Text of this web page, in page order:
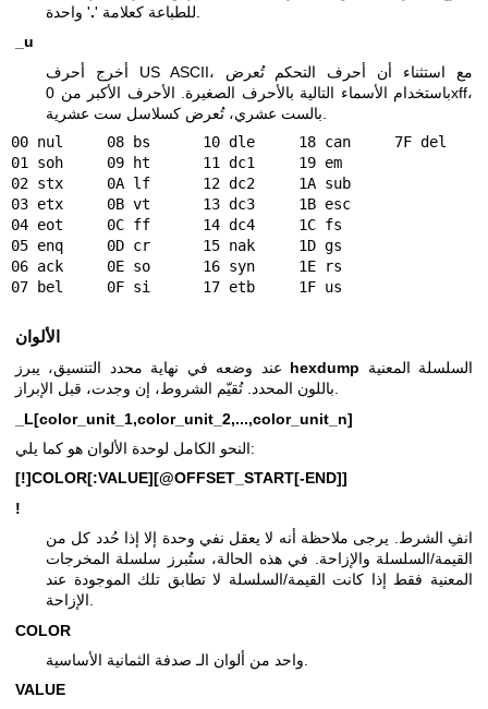
للطباعة كعلامة '.
_u
أخرج أحرف US ASCII، مع استثناء أن أحرف التحكم تُعرض
باستخدام الأسماء التالية بالأحرف الصغيرة. الأحرف الأكبر من 0xff،
00 nul     08 bs      10 dle     18 can     7F del
01 soh     09 ht      11 dc1     19 em
02 stx     0A lf      12 dc2     1A sub
03 etx     0B vt      13 dc3     1B esc
04 eot     0C ff      14 dc4     1C fs
05 enq     0D cr      15 nak     1D gs
06 ack     0E so      16 syn     1E rs
07 bel     0F si      17 etb     1F us
الألوان
hexdump
باللون المحدد. تُقيّم الشروط، إن وجدت، قبل الإبراز.
_L[color_unit_1,color_unit_2,...,color_unit_n]
النحو الكامل لوحدة الألوان هو كما يلي:
[!]COLOR[:VALUE][@OFFSET_START[-END]]
!
انفِ الشرط. يرجى ملاحظة أنه لا يعقل نفي وحدة إلا إذا حُدد كل من
القيمة/السلسلة والإزاحة. في هذه الحالة، ستُبرز سلسلة المخرجات
المعنية فقط إذا كانت القيمة/السلسلة لا تطابق تلك الموجودة عند
الإزاحة.
COLOR
VALUE